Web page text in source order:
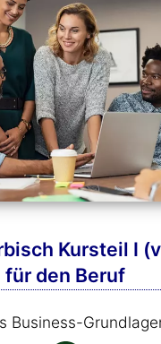
Kursteil I
den Beruf
Business-